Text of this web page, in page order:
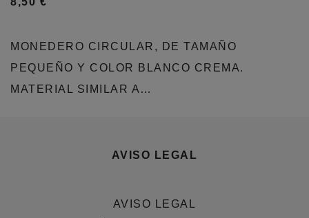
MONEDERO CIRCULAR, DE TAMAÑO
PEQUEÑO Y COLOR BLANCO CREMA.
MATERIAL SIMILAR A…
AVISO LEGAL
AVISO LEGAL